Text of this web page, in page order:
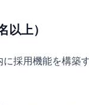
以上）
採用機能を構築